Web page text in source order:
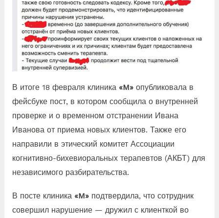
В итоге 18 февраля клиника «M»опубликовала в
фейсбуке пост, в котором сообщила овнутренней
проверке и о временном отстранении Ивана
Иванова от приема новых клиентов. Также его
направили в этический комитет Ассоциации
когнитивно-бихевиоральных терапевтов (АКБТ) для
независимого разбирательства.
В посте клиника «M»подтвердила, что сотрудник
совершил нарушение — дружил с клиенткой во